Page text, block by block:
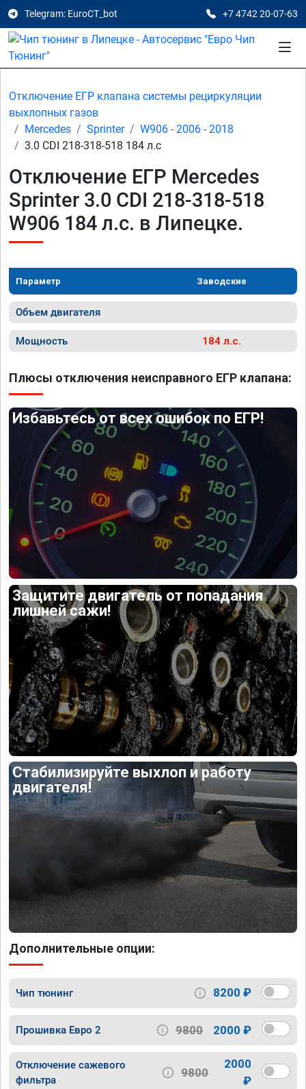
Telegram: EuroCT_bot +7 4742 20-07-63
Отключение ЕГР клапана системы рециркуляции
выхлопных газов
Mercedes
Sprinter
W906 - 2006 - 2018
3.0 CDI 218-318-518 184 л.с
Отключение ЕГР Mercedes
Sprinter 3.0 CDI 218-318-518
W906 184 л.с. в Липецке.
Параметр Заводские
Объем двигателя
Мощность 184 л.с.
Плюсы отключения неисправного ЕГР клапана:
Избавьтесь от всех ошибок по ЕГР!
Защитите двигатель от попадания
лишней сажи!
Стабилизируйте выхлоп и работу
двигателя!
Дополнительные опции:
Чип тюнинг 8200 ₽
Прошивка Евро 2 9800 2000 ₽
Отключение сажевого
фильтра
9800
2000
₽